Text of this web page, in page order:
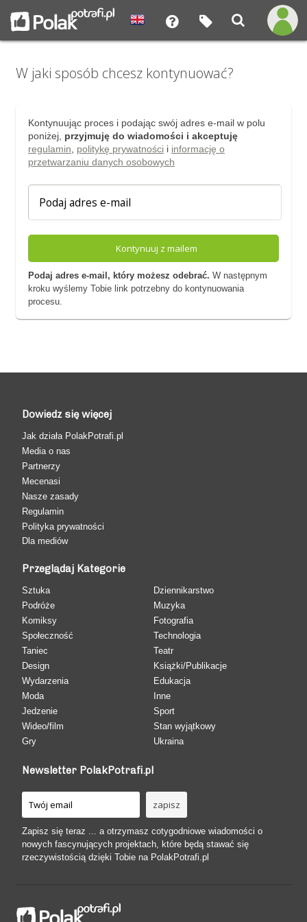
W jaki sposób chcesz kontynuować?
Kontynuując proces i podając swój adres e-mail w polu
poniżej, przyjmuję do wiadomości i akceptuję
regulamin
politykę prywatnościi informację o
przetwarzaniu danych osobowych
Kontynuuj z mailem
Podaj adres e-mail, który możesz odebrać. W następnym
kroku wyślemy Tobie link potrzebny do kontynuowania
procesu.
Dowiedz się więcej
Jak działa PolakPotrafi.pl
Media o nas
Partnerzy
Mecenasi
Nasze zasady
Regulamin
Polityka prywatności
Dla mediów
Przeglądaj Kategorie
Sztuka
Podróże
Komiksy
Społeczność
Taniec
Design
Wydarzenia
Moda
Jedzenie
Wideo/film
Gry
Dziennikarstwo
Muzyka
Fotografia
Technologia
Teatr
Książki/Publikacje
Edukacja
Inne
Sport
Stan wyjątkowy
Ukraina
Newsletter PolakPotrafi.pl
Zapisz się teraz ... a otrzymasz cotygodniowe wiadomości o
nowych fascynujących projektach, które będą stawać się
rzeczywistością dzięki Tobie na PolakPotrafi.pl